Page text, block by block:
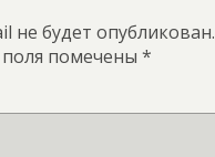
не будет опубликован.
помечены *